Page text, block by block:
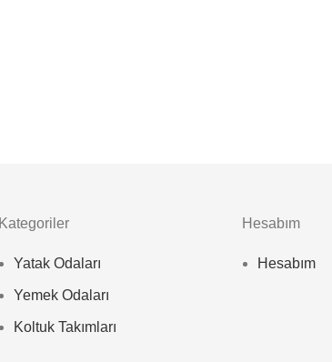
Kategoriler
Yatak Odaları
Yemek Odaları
Koltuk Takımları
Hesabım
Hesabım